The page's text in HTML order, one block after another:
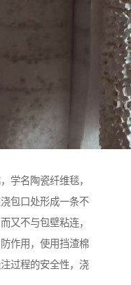
学名陶瓷纤维毯，
包口处形成一条不
又不与包壁粘连，
作用，使用挡渣棉
过程的安全性，浇